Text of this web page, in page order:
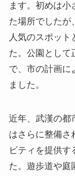
ます。初めは
た場所でしたが
人気のスポット
た。公園として
で、市の計画に
ました。
近年、武漢の都
はさらに整備さ
ビティを提供す
た。遊歩道や庭